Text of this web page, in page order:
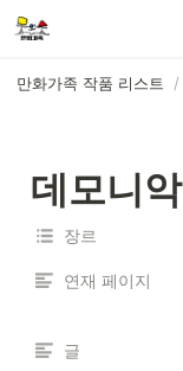
만화가족 작품 리스트 /
데모니악
장르
연재 페이지
글